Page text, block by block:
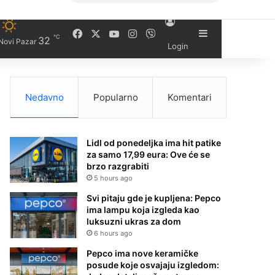
Pazar 32 ℃ FacebookYouTubeInstagram
Viber
Login
Sidebar
Nedavno Popularno Komentari
Lidl od ponedeljka ima hit patike
za samo 17,99 eura: Ove će se
brzo razgrabiti
5 hours ago
Svi pitaju gde je kupljena: Pepco
ima lampu koja izgleda kao
luksuzni ukras za dom
6 hours ago
Pepco ima nove keramičke
posude koje osvajaju izgledom: